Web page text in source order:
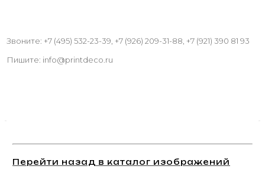
Звоните: +7 (495) 532-23-39, +7 (926) 209-31-88, +7 (921) 390 81 93
Пишите: info@printdeco.ru
Перейти назад в каталог изображений